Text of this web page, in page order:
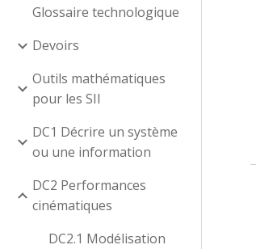
Glossaire technologique
Devoirs
Outils mathématiques
pour les SII
DC1 Décrire un système
ou une information
DC2 Performances
cinématiques
DC2.1 Modélisation